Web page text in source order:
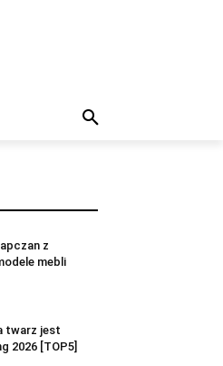
z
mebli
twarz jest
2026 [TOP5]